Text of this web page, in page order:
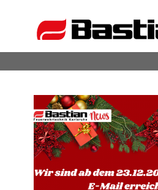
Unternehmen
Ansprechpartner
News